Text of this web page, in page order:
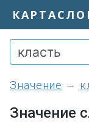
значение
Значение